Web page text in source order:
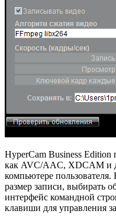
HyperCam Business Edition
как AVC/AAC, XDCAM и
компьютере
размер записи, выбирать
интерфейс командной
клавиши для управления